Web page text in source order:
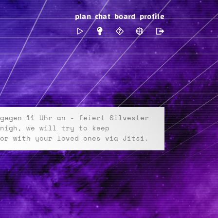
plan chat board profile
11 Uhr an - feiert Silvester
nigh, we will try to keep
or with your loved ones via Jitsi.